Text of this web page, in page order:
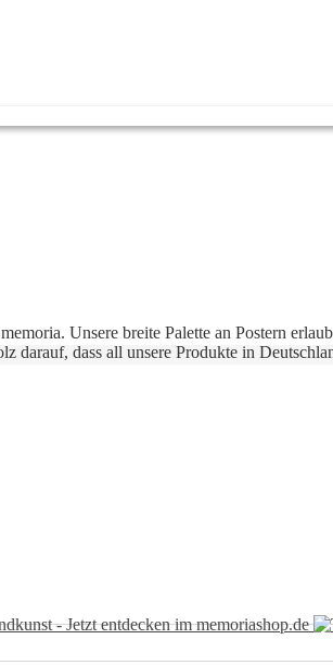
Unsere breite Palette an Postern
darauf, dass all unsere Produkte in